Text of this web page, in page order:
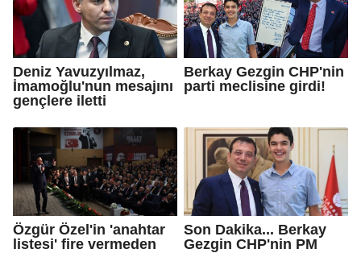
Deniz Yavuzyılmaz,
İmamoğlu'nun mesajını
gençlere iletti
Berkay Gezgin CHP'nin
parti meclisine girdi!
Özgür Özel'in 'anahtar
listesi' fire vermeden
Son Dakika... Berkay
Gezgin CHP'nin PM